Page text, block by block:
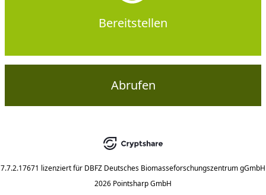
Bereitstellen
Abrufen
7.7.2.17671 lizenziert für DBFZ Deutsches Biomasseforschungszentrum gGmbH
2026 Pointsharp GmbH